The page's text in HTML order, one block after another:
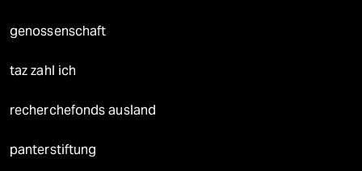
genossenschaft
taz zahl ich
recherchefonds ausland
panterstiftung